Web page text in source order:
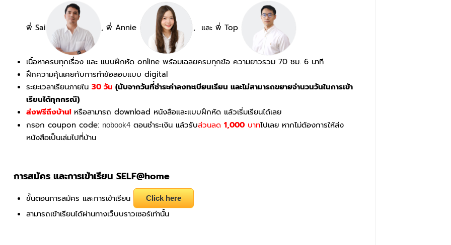
พี่ Sai , พี่ Annie , และ พี่ Top
เนื้อหาครบทุกเรื่อง และ แบบฝึกหัด online พร้อมเฉลยครบทุกข้อ ความยาวรวม 70 ชม. 6 นาที
ฝึกความคุ้นเคยกับการทำข้อสอบแบบ digital
ระยะเวลาเรียนภายใน 30 วัน (นับจากวันที่ชำระค่าลงทะเบียนเรียน และไม่สามารถขยายจำนวนวันในการเข้า
เรียนได้ทุกกรณี)
ส่งฟรีถึงบ้าน! หรือสามารถ download หนังสือและแบบฝึกหัด แล้วเริ่มเรียนได้เลย
กรอก coupon code: nobook4 ตอนชำระเงิน แล้วรับส่วนลด 1,000 บาทไปเลย หากไม่ต้องการให้ส่ง
หนังสือเป็นเล่มไปที่บ้าน
การสมัคร และการเข้าเรียน SELF@home
ขั้นตอนการสมัคร และการเข้าเรียน Click here
สามารถเข้าเรียนได้ผ่านทางเว็บบราวเซอร์เท่านั้น